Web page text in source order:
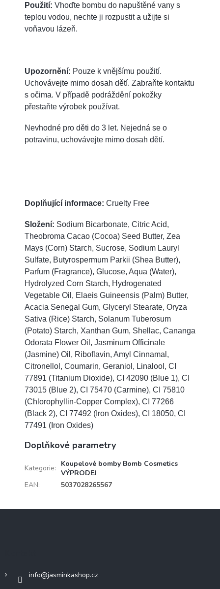
Použití: Vhoďte bombu do napuštěné vany s
teplou vodou, nechte ji rozpustit a užijte si
voňavou lázeň.
Upozornění: Pouze k vnějšímu použití.
Uchovávejte mimo dosah dětí. Zabraňte kontaktu
s očima. V případě podráždění pokožky
přestaňte výrobek používat.
Nevhodné pro děti do 3 let. Nejedná se o
potravinu, uchovávejte mimo dosah dětí.
Doplňující informace: Cruelty Free
Složení: Sodium Bicarbonate, Citric Acid,
Theobroma Cacao (Cocoa) Seed Butter, Zea
Mays (Corn) Starch, Sucrose, Sodium Lauryl
Sulfate, Butyrospermum Parkii (Shea Butter),
Parfum (Fragrance), Glucose, Aqua (Water),
Hydrolyzed Corn Starch, Hydrogenated
Vegetable Oil, Elaeis Guineensis (Palm) Butter,
Acacia Senegal Gum, Glyceryl Stearate, Oryza
Sativa (Rice) Starch, Solanum Tuberosum
(Potato) Starch, Xanthan Gum, Shellac, Cananga
Odorata Flower Oil, Jasminum Officinale
(Jasmine) Oil, Riboflavin, Amyl Cinnamal,
Citronellol, Coumarin, Geraniol, Linalool, CI
77891 (Titanium Dioxide), CI 42090 (Blue 1), CI
73015 (Blue 2), CI 75470 (Carmine), CI 75810
(Chlorophyllin-Copper Complex), CI 77266
(Black 2), CI 77492 (Iron Oxides), CI 18050, CI
77491 (Iron Oxides)
Doplňkové parametry
Kategorie:
Koupelové bomby Bomb Cosmetics
VÝPRODEJ
EAN: 5037028265567
info@jasminkashop.cz